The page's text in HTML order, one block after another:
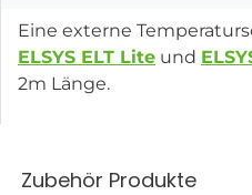
Eine externe
ELSYS ELT Lite und
2m Länge.
Zubehör Produkte